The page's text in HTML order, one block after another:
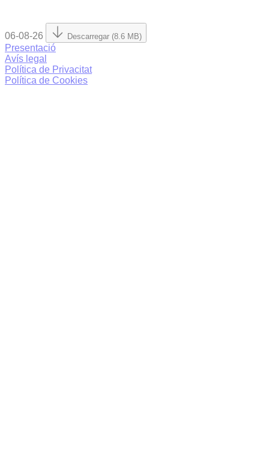
06-08-26 Descarregar (8.6 MB)
Presentació
Avís legal
Política de Privacitat
Política de Cookies